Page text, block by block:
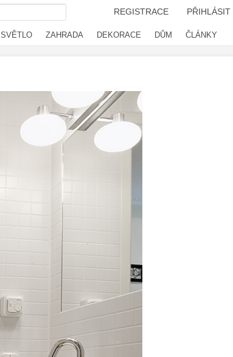
REGISTRACE PŘIHLÁSIT
SVĚTLO ZAHRADA DEKORACE DŮM ČLÁNKY